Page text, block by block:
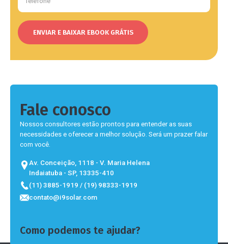
Fale conosco
Nossos consultores estão prontos para entender as suas
necessidades e oferecer a melhor solução. Será um prazer falar
com você.
Av. Conceição, 1118 - V. Maria Helena
Indaiatuba - SP, 13335-410
(11) 3885-1919 / (19) 98333-1919
contato@i9solar.com
Como podemos te ajudar?